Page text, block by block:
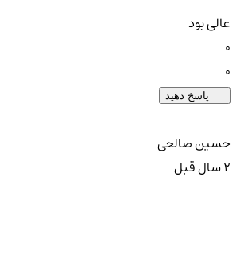
عالی بود
پاسخ دهید
حسین صالحی